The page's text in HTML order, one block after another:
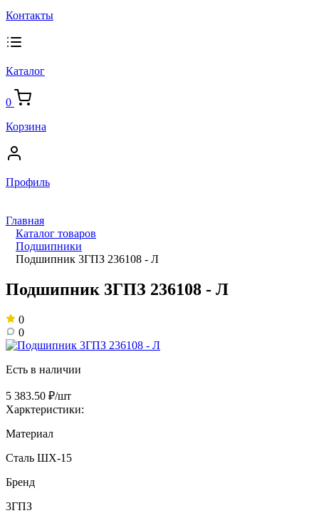
Контакты
Каталог
0
Корзина
Профиль
Главная
Каталог товаров
Подшипники
Подшипник 3ГПЗ 236108 - Л
Подшипник 3ГПЗ 236108 - Л
0
0
Есть в наличии
5 383.50 ₽/шт
Харктеристики:
Материал
Сталь ШХ-15
Бренд
3ГПЗ